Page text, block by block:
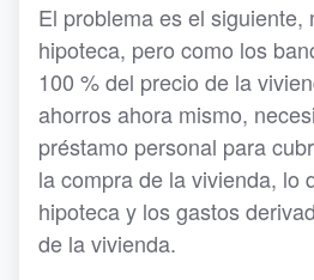
El problema es el siguiente,
hipoteca, pero como los
100 % del precio de la
ahorros ahora mismo,
préstamo personal para
la compra de la vivienda, lo
hipoteca y los gastos
de la vivienda.